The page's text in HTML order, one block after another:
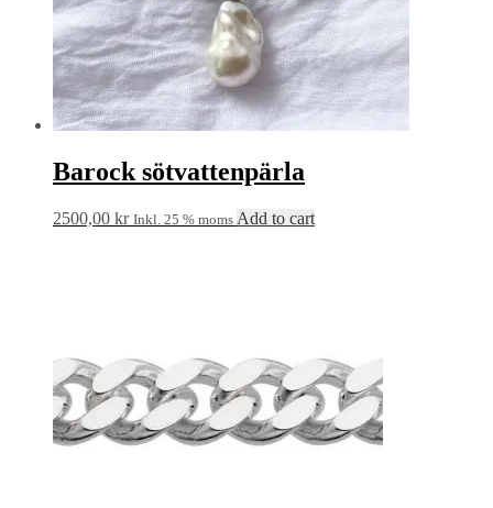
Barock sötvattenpärla
2500,00 kr Inkl. 25 % moms Add to cart